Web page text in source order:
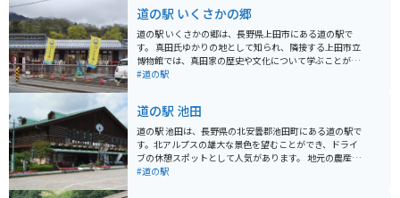
道の駅 いくさかの郷
道の駅 いくさかの郷は、長野県上田市にある道の駅で
す。 真田氏ゆかりの地として知られ、隣接する上田市立
博物館では、真田家の歴史や文化について学ぶことがで
きます。 また、地元の農産物直売所では、新鮮な野菜や
周辺には、真田氏本城跡や上田城跡公園など、歴史的な
観光スポットも点在しています。 特に、上田城跡公園は
桜の名所としても知られており、春には多くの人で賑わ
います。 道の駅 いくさかの郷は、歴史と自然を感じなが
ら、地元の味覚を楽しむことができるスポットです。
#道の駅
道の駅 池田
道の駅 池田は、長野県の北安曇郡池田町にある道の駅で
す。北アルプスの雄大な景色を望むことができ、ドライ
ブの休憩スポットとして人気があります。 地元の農産物
が販売されている直売所があり、新鮮な野菜や果物を購
#道の駅